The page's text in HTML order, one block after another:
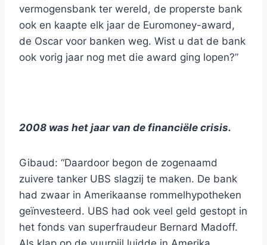
vermogensbank ter wereld, de properste bank
ook en kaapte elk jaar de Euromoney-award,
de Oscar voor banken weg. Wist u dat de bank
ook vorig jaar nog met die award ging lopen?”
2008 was het jaar van de financiële crisis.
Gibaud: “Daardoor begon de zogenaamd
zuivere tanker UBS slagzij te maken. De bank
had zwaar in Amerikaanse rommelhypotheken
geïnvesteerd. UBS had ook veel geld gestopt in
het fonds van superfraudeur Bernard Madoff.